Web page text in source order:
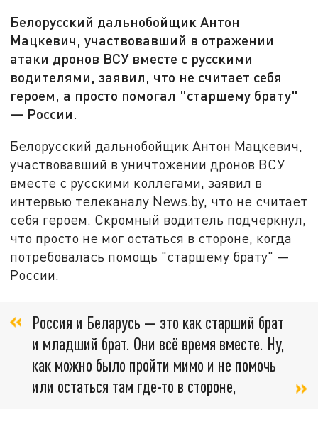
Белорусский дальнобойщик Антон
Мацкевич, участвовавший в отражении
атаки дронов ВСУ вместе с русскими
водителями, заявил, что не считает себя
героем, а просто помогал "старшему брату"
— России.
Белорусский дальнобойщик Антон Мацкевич,
участвовавший в уничтожении дронов ВСУ
вместе с русскими коллегами, заявил в
интервью телеканалу News.by, что не считает
себя героем. Скромный водитель подчеркнул,
что просто не мог остаться в стороне, когда
потребовалась помощь "старшему брату" —
России.
Россия и Беларусь — это как старший брат
и младший брат. Они всё время вместе. Ну,
как можно было пройти мимо и не помочь
или остаться там где-то в стороне,